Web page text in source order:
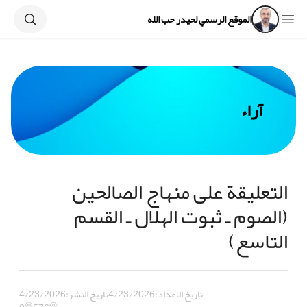
Open sidebarالموقع الرسمي لحيدر حب الله Search
آراء
التعليقة على منهاج الصالحين
(الصوم ـ ثبوت الهلال ـ القسم
التاسع)
تاريخ الاعداد:4/23/2026تاريخ النشر:4/23/2026